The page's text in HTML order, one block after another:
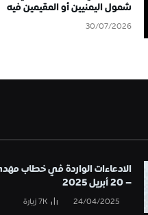
شمول اليمنيين أو المقيمين فيه
30/07/2026
الادعاءات الواردة في خطاب
– 20 أبريل 2025
24/04/2025
7Kزيارة